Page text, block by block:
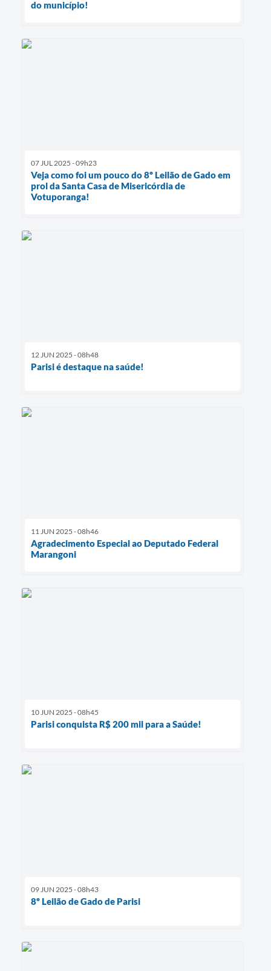
do município!
07 JUL 2025 - 09h23
Veja como foi um pouco do 8º Leilão de Gado em
prol da Santa Casa de Misericórdia de
Votuporanga!
12 JUN 2025 - 08h48
Parisi é destaque na saúde!
11 JUN 2025 - 08h46
Agradecimento Especial ao Deputado Federal
Marangoni
10 JUN 2025 - 08h45
Parisi conquista R$ 200 mil para a Saúde!
09 JUN 2025 - 08h43
8º Leilão de Gado de Parisi